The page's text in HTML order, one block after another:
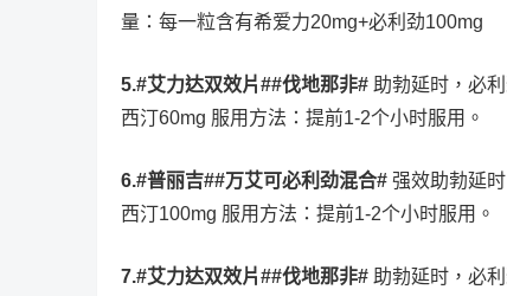
量：每一粒含有希爱力20mg+必利劲100mg
5.#艾力达双效片##伐地那非# 助勃延时，必
西汀60mg 服用方法：提前1-2个小时服用。
6.#普丽吉##万艾可必利劲混合# 强效助勃延
西汀100mg 服用方法：提前1-2个小时服用。
7.#艾力达双效片##伐地那非# 助勃延时，必